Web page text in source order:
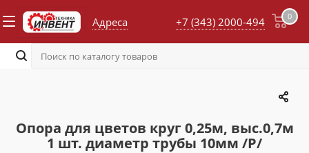
Адреса 0
+7 (343) 2000-494
Опора для цветов круг 0,25м, выс.0,7м
1 шт. диаметр трубы 10мм /Р/